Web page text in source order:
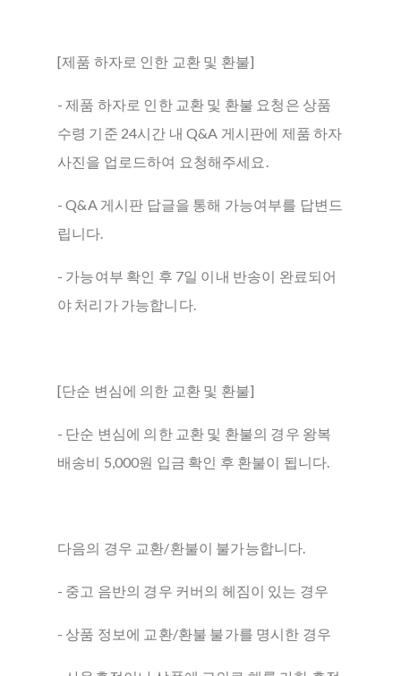
[제품 하자로 인한 교환 및 환불]
- 제품 하자로 인한 교환 및 환불 요청은 상품
수령 기준 24시간 내 Q&A 게시판에 제품 하자
사진을 업로드하여 요청해주세요.
- Q&A 게시판 답글을 통해 가능여부를 답변드
립니다.
- 가능여부 확인 후 7일 이내 반송이 완료되어
야 처리가 가능합니다.
[단순 변심에 의한 교환 및 환불]
- 단순 변심에 의한 교환 및 환불의 경우 왕복
배송비 5,000원 입금 확인 후 환불이 됩니다.
다음의 경우 교환/환불이 불가능합니다.
- 중고 음반의 경우 커버의 헤짐이 있는 경우
- 상품 정보에 교환/환불 불가를 명시한 경우